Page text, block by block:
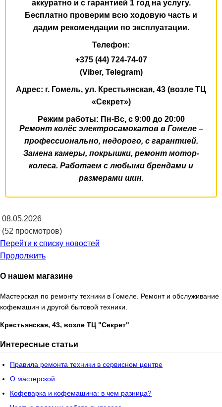
аккуратно и с гарантией 1 годна услугу.
Бесплатно проверим всю ходовую часть и
дадим рекомендации по эксплуатации.
Телефон:
+375 (44) 724-74-07
(Viber, Telegram)
Адрес: г. Гомель, ул. Крестьянская, 43 (возле ТЦ
«Секрет»)
Режим работы: Пн-Вс, с 9:00 до 20:00
Ремонт колёс электросамокатов в Гомеле –
профессионально, недорого, с гарантией.
Замена камеры, покрышки, ремонт мотор-
колеса. Работаем с любыми брендами и
размерами шин.
08.05.2026
(52 просмотров)
Перейти к списку новостей
Продолжить
О нашем магазине
Мастерская по ремонту техники в Гомеле. Ремонт и обслуживание
кофемашин и другой бытовой техники.
Крестьянская, 43, возле ТЦ "Секрет"
Интересные статьи
Правила ремонта техники в сервисном центре
О мастерской
Кофеварка и кофемашина: в чем разница?